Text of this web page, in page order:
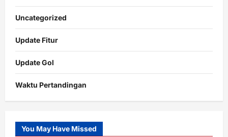
Uncategorized
Update Fitur
Update Gol
Waktu Pertandingan
Slot
Gacor
You May Have Missed